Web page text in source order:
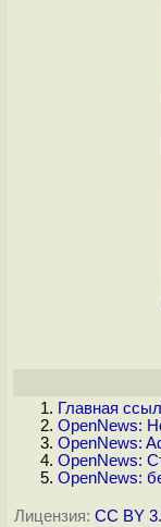
Главная
OpenNews:
OpenNews:
OpenNews:
OpenNews:
Лицензия: CC BY